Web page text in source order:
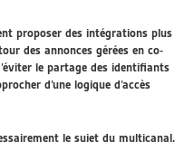
proposer des intégrations plus
des annonces gérées en co-
le partage des identifiants
d’une logique d’accès
le sujet du multicanal.